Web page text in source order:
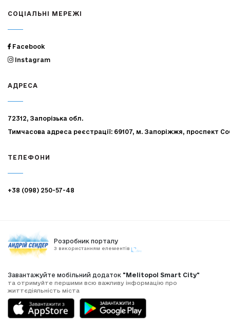
СОЦІАЛЬНІ МЕРЕЖІ
Facebook
Instagram
АДРЕСА
72312, Запорізька обл.
Тимчасова адреса реєстрації: 69107, м. Запоріжжя, проспект
ТЕЛЕФОНИ
+38 (098) 250-57-48
Розробник порталу
З використанням елементів
Завантажуйте мобільний додаток "Melitopol Smart City"
та отримуйте першими всю важливу інформацію про
життєдіяльність міста